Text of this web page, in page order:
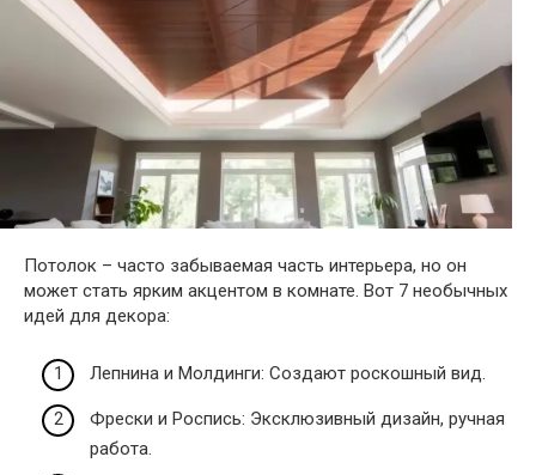
Потолок – часто забываемая часть интерьера, но он
может стать ярким акцентом в комнате. Вот 7 необычных
идей для декора:
Лепнина и Молдинги: Создают роскошный вид.
Фрески и Роспись: Эксклюзивный дизайн, ручная
работа.